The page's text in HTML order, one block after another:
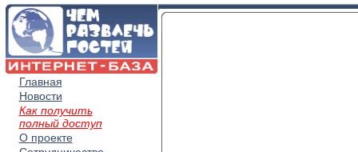
Главная
Новости
Как получить
полный доступ
О проекте